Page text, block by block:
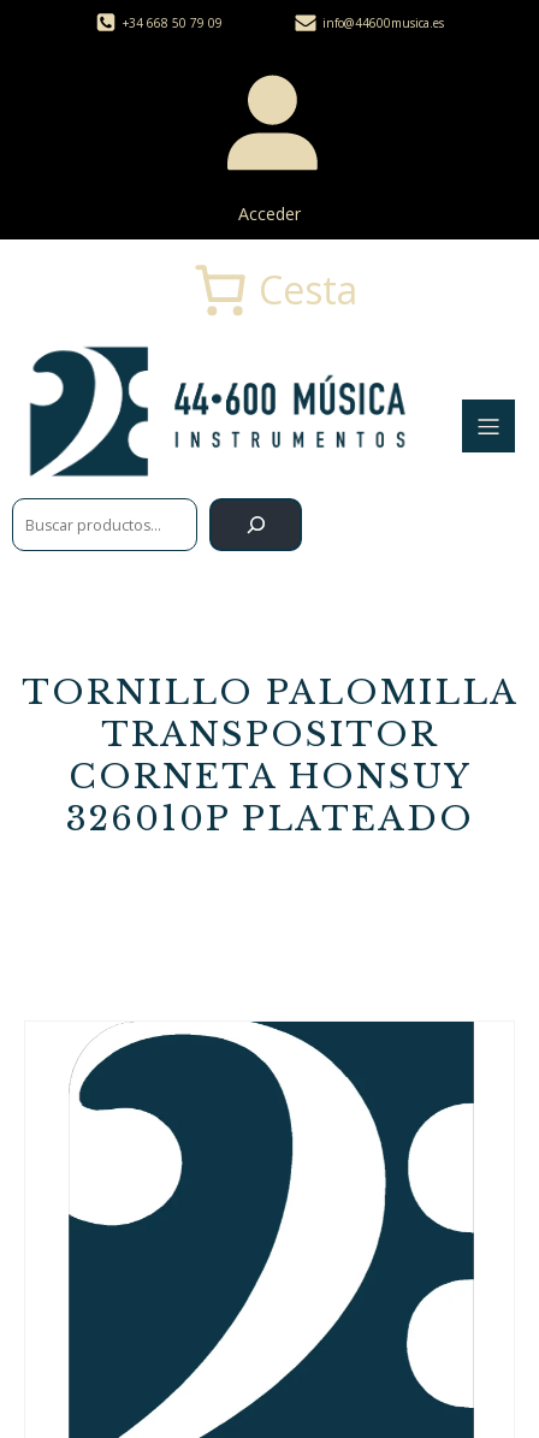
+34 668 50 79 09 info@44600musica.es
Acceder
Buscar
Cesta
TORNILLO PALOMILLA
TRANSPOSITOR
CORNETA HONSUY
326010P PLATEADO